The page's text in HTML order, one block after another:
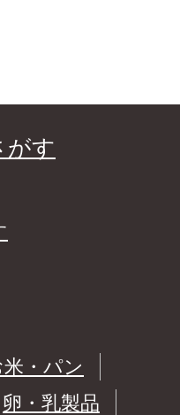
がす
米・パン
卵・乳製品